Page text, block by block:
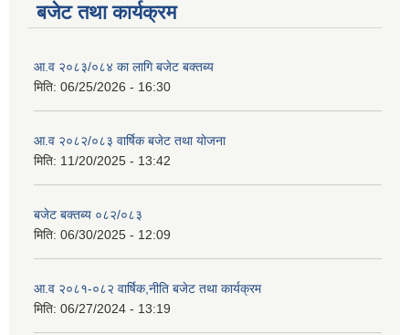
बजेट तथा कार्यक्रम
आ.व २०८३/०८४ का लागि बजेट बक्तब्य
मिति: 06/25/2026 - 16:30
आ.व २०८२/०८३ वार्षिक बजेट तथा योजना
मिति: 11/20/2025 - 13:42
बजेट बक्तब्य ०८२/०८३
मिति: 06/30/2025 - 12:09
आ.व २०८१-०८२ वार्षिक,नीति बजेट तथा कार्यक्रम
मिति: 06/27/2024 - 13:19